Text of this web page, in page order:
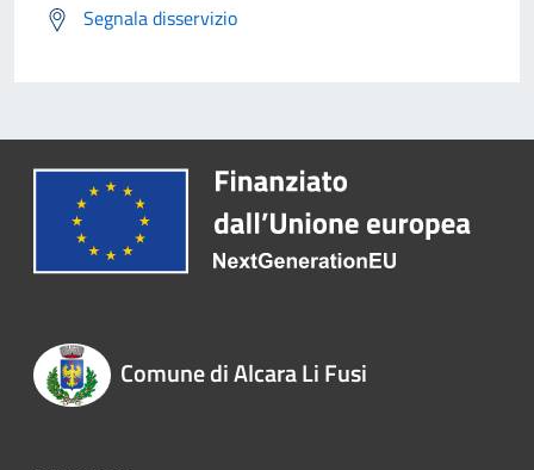
Segnala disservizio
Comune di Alcara Li Fusi